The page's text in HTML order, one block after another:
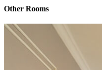
Other Rooms